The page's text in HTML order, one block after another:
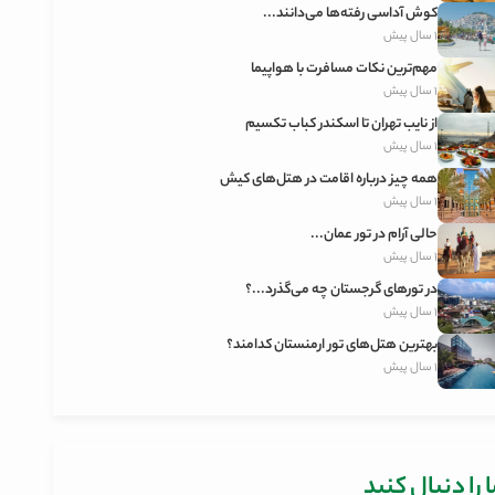
کوش آداسی رفته‌ها می‌دانند...
1 سال پیش
مهم‌ترین نکات مسافرت با هواپیما
1 سال پیش
از نایب تهران تا اسکندر کباب تکسیم
1 سال پیش
همه چیز درباره اقامت در هتل‌های کیش
1 سال پیش
حالی آرام در تور عمان...
1 سال پیش
در تورهای گرجستان چه می‌گذرد...؟
1 سال پیش
بهترین هتل‌های تور ارمنستان کدامند؟
1 سال پیش